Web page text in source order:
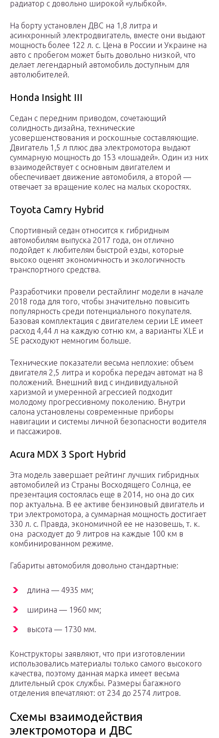
радиатор с довольно широкой «улыбкой».
На борту установлен ДВС на 1,8 литра и
асинхронный электродвигатель, вместе они выдают
мощность более 122 л. с. Цена в России и Украине на
авто с пробегом может быть довольно низкой, что
делает легендарный автомобиль доступным для
автолюбителей.
Honda Insight III
Седан с передним приводом, сочетающий
солидность дизайна, технические
усовершенствования и роскошные составляющие.
Двигатель 1,5 л плюс два электромотора выдают
суммарную мощность до 153 «лошадей». Один из них
взаимодействует с основным двигателем и
обеспечивает движение автомобиля, а второй —
отвечает за вращение колес на малых скоростях.
Toyota Camry Hybrid
Спортивный седан относится к гибридным
автомобилям выпуска 2017 года, он отлично
подойдет к любителям быстрой езды, которые
высоко оценят экономичность и экологичность
транспортного средства.
Разработчики провели рестайлинг модели в начале
2018 года для того, чтобы значительно повысить
популярность среди потенциального покупателя.
Базовая комплектация с двигателем серии LE имеет
расход 4,44 л на каждую сотню км, а варианты XLE и
SE расходуют немногим больше.
Технические показатели весьма неплохие: объем
двигателя 2,5 литра и коробка передач автомат на 8
положений. Внешний вид с индивидуальной
харизмой и умеренной агрессией подходит
молодому прогрессивному поколению. Внутри
салона установлены современные приборы
навигации и системы личной безопасности водителя
и пассажиров.
Acura MDX 3 Sport Hybrid
Эта модель завершает рейтинг лучших гибридных
автомобилей из Страны Восходящего Солнца, ее
презентация состоялась еще в 2014, но она до сих
пор актуальна. В ее активе бензиновый двигатель и
три электромотора, а суммарная мощность достигает
330 л. с. Правда, экономичной ее не назовешь, т. к.
она расходует до 9 литров на каждые 100 км в
комбинированном режиме.
Габариты автомобиля довольно стандартные:
длина — 4935 мм;
ширина — 1960 мм;
высота — 1730 мм.
Конструкторы заявляют, что при изготовлении
использовались материалы только самого высокого
качества, поэтому данная марка имеет весьма
длительный срок службы. Размеры багажного
отделения впечатляют: от 234 до 2574 литров.
Схемы взаимодействия
электромотора и ДВС